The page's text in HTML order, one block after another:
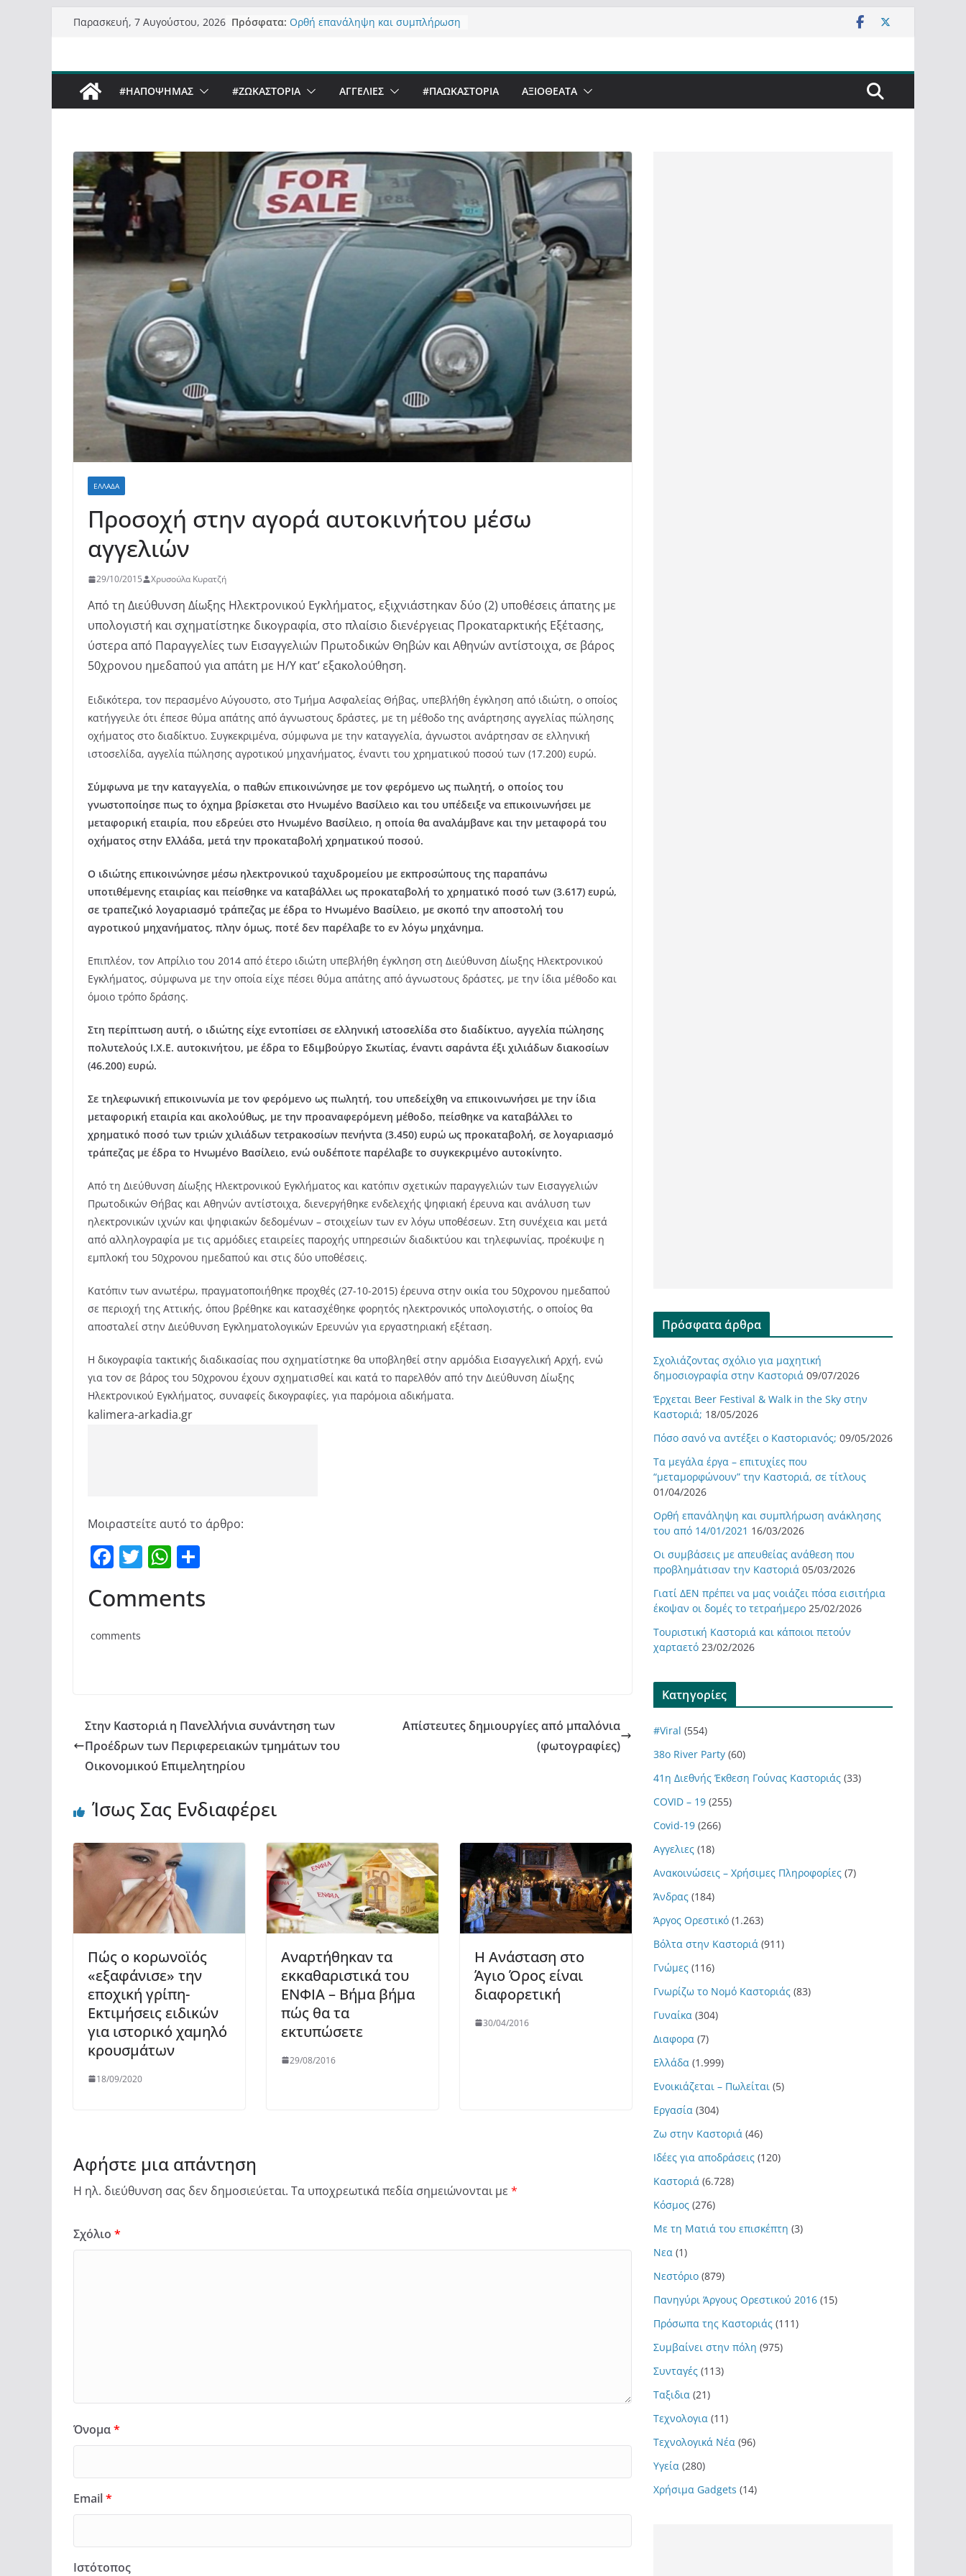
Μετάβαση
Παρασκευή, 7 Αυγούστου, 2026 Πρόσφατα: Ορθή επανάληψη και συμπλήρωση
Sky στην Καστοριά;
Πόσο σανό να αντέξει ο
“μεταμορφώνουν” την Καστοριά,
σε τίτλους
#ΗΑΠΟΨΗΜΑΣ #ZΩΚΑΣΤΟΡΙΑ ΑΓΓΕΛΙΕΣ #ΠΑΩΚΑΣΤΟΡΙΑ ΑΞΙΟΘΈΑΤΑ
ΕΛΛΆΔΑ
Προσοχή στην αγορά αυτοκινήτου μέσω
αγγελιών
29/10/2015 Χρυσούλα Κυρατζή
Από τη Διεύθυνση Δίωξης Ηλεκτρονικού Εγκλήματος, εξιχνιάστηκαν δύο (2) υποθέσεις άπατης με
υπολογιστή και σχηματίστηκε δικογραφία, στο πλαίσιο διενέργειας Προκαταρκτικής Εξέτασης,
ύστερα από Παραγγελίες των Εισαγγελιών Πρωτοδικών Θηβών και Αθηνών αντίστοιχα, σε βάρος
50χρονου ημεδαπού για απάτη με Η/Υ κατ’ εξακολούθηση.
Ειδικότερα, τον περασμένο Αύγουστο, στο Τμήμα Ασφαλείας Θήβας, υπεβλήθη έγκληση από ιδιώτη, ο οποίος
κατήγγειλε ότι έπεσε θύμα απάτης από άγνωστους δράστες, με τη μέθοδο της ανάρτησης αγγελίας πώλησης
οχήματος στο διαδίκτυο. Συγκεκριμένα, σύμφωνα με την καταγγελία, άγνωστοι ανάρτησαν σε ελληνική
ιστοσελίδα, αγγελία πώλησης αγροτικού μηχανήματος, έναντι του χρηματικού ποσού των (17.200) ευρώ.
Σύμφωνα με την καταγγελία, ο παθών επικοινώνησε με τον φερόμενο ως πωλητή, ο οποίος του
γνωστοποίησε πως το όχημα βρίσκεται στο Ηνωμένο Βασίλειο και του υπέδειξε να επικοινωνήσει με
μεταφορική εταιρία, που εδρεύει στο Ηνωμένο Βασίλειο, η οποία θα αναλάμβανε και την μεταφορά του
οχήματος στην Ελλάδα, μετά την προκαταβολή χρηματικού ποσού.
Ο ιδιώτης επικοινώνησε μέσω ηλεκτρονικού ταχυδρομείου με εκπροσώπους της παραπάνω
υποτιθέμενης εταιρίας και πείσθηκε να καταβάλλει ως προκαταβολή το χρηματικό ποσό των (3.617) ευρώ,
σε τραπεζικό λογαριασμό τράπεζας με έδρα το Ηνωμένο Βασίλειο, με σκοπό την αποστολή του
αγροτικού μηχανήματος, πλην όμως, ποτέ δεν παρέλαβε το εν λόγω μηχάνημα.
Επιπλέον, τον Απρίλιο του 2014 από έτερο ιδιώτη υπεβλήθη έγκληση στη Διεύθυνση Δίωξης Ηλεκτρονικού
Εγκλήματος, σύμφωνα με την οποία είχε πέσει θύμα απάτης από άγνωστους δράστες, με την ίδια μέθοδο και
όμοιο τρόπο δράσης.
Στη περίπτωση αυτή, ο ιδιώτης είχε εντοπίσει σε ελληνική ιστοσελίδα στο διαδίκτυο, αγγελία πώλησης
πολυτελούς Ι.Χ.Ε. αυτοκινήτου, με έδρα το Εδιμβούργο Σκωτίας, έναντι σαράντα έξι χιλιάδων διακοσίων
(46.200) ευρώ.
Σε τηλεφωνική επικοινωνία με τον φερόμενο ως πωλητή, του υπεδείχθη να επικοινωνήσει με την ίδια
μεταφορική εταιρία και ακολούθως, με την προαναφερόμενη μέθοδο, πείσθηκε να καταβάλλει το
χρηματικό ποσό των τριών χιλιάδων τετρακοσίων πενήντα (3.450) ευρώ ως προκαταβολή, σε λογαριασμό
τράπεζας με έδρα το Ηνωμένο Βασίλειο, ενώ ουδέποτε παρέλαβε το συγκεκριμένο αυτοκίνητο.
Από τη Διεύθυνση Δίωξης Ηλεκτρονικού Εγκλήματος και κατόπιν σχετικών παραγγελιών των Εισαγγελιών
Πρωτοδικών Θήβας και Αθηνών αντίστοιχα, διενεργήθηκε ενδελεχής ψηφιακή έρευνα και ανάλυση των
ηλεκτρονικών ιχνών και ψηφιακών δεδομένων – στοιχείων των εν λόγω υποθέσεων. Στη συνέχεια και μετά
από αλληλογραφία με τις αρμόδιες εταιρείες παροχής υπηρεσιών διαδικτύου και τηλεφωνίας, προέκυψε η
εμπλοκή του 50χρονου ημεδαπού και στις δύο υποθέσεις.
Κατόπιν των ανωτέρω, πραγματοποιήθηκε προχθές (27-10-2015) έρευνα στην οικία του 50χρονου ημεδαπού
σε περιοχή της Αττικής, όπου βρέθηκε και κατασχέθηκε φορητός ηλεκτρονικός υπολογιστής, ο οποίος θα
αποσταλεί στην Διεύθυνση Εγκληματολογικών Ερευνών για εργαστηριακή εξέταση.
Η δικογραφία τακτικής διαδικασίας που σχηματίστηκε θα υποβληθεί στην αρμόδια Εισαγγελική Αρχή, ενώ
για τον σε βάρος του 50χρονου έχουν σχηματισθεί και κατά το παρελθόν από την Διεύθυνση Δίωξης
Ηλεκτρονικού Εγκλήματος, συναφείς δικογραφίες, για παρόμοια αδικήματα.
kalimera-arkadia.gr
Μοιραστείτε αυτό το άρθρο:
F
c
e
b
k
T
itt
W
at ρ
ε
Comments
comments
Στην Καστοριά η Πανελλήνια συνάντηση των
Προέδρων των Περιφερειακών τμημάτων του
Οικονομικού Επιμελητηρίου
Απίστευτες δημιουργίες από μπαλόνια
(φωτογραφίες)
Ίσως Σας Ενδιαφέρει
Πώς ο κορωνοϊός
«εξαφάνισε» την
εποχική γρίπη-
Εκτιμήσεις ειδικών
για ιστορικό χαμηλό
κρουσμάτων
18/09/2020
Αναρτήθηκαν τα
εκκαθαριστικά του
ΕΝΦΙΑ – Βήμα βήμα
πώς θα τα
εκτυπώσετε
29/08/2016
Η Ανάσταση στο
Άγιο Όρος είναι
διαφορετική
30/04/2016
Αφήστε μια απάντηση
Η ηλ. διεύθυνση σας δεν δημοσιεύεται. Τα υποχρεωτικά πεδία σημειώνονται με *
Σχόλιο *
Όνομα*
Email*
Ιστότοπος
Πρόσφατα άρθρα
Σχολιάζοντας σχόλιο για μαχητική
δημοσιογραφία στην Καστοριά 09/07/2026
Έρχεται Beer Festival & Walk in the Sky στην
Καστοριά; 18/05/2026
Πόσο σανό να αντέξει ο Καστοριανός; 09/05/2026
Τα μεγάλα έργα – επιτυχίες που
“μεταμορφώνουν” την Καστοριά, σε τίτλους
01/04/2026
Ορθή επανάληψη και συμπλήρωση ανάκλησης
του από 14/01/2021 16/03/2026
Οι συμβάσεις με απευθείας ανάθεση που
προβλημάτισαν την Καστοριά 05/03/2026
Γιατί ΔΕΝ πρέπει να μας νοιάζει πόσα εισιτήρια
έκοψαν οι δομές το τετραήμερο 25/02/2026
Τουριστική Καστοριά και κάποιοι πετούν
χαρταετό 23/02/2026
Kατηγορίες
#Viral (554)
38ο River Party (60)
41η Διεθνής Έκθεση Γούνας Καστοριάς (33)
COVID – 19 (255)
Covid-19 (266)
Αγγελιες (18)
Ανακοινώσεις – Χρήσιμες Πληροφορίες (7)
Άνδρας (184)
Άργος Ορεστικό (1.263)
Βόλτα στην Καστοριά (911)
Γνώμες (116)
Γνωρίζω το Νομό Καστοριάς (83)
Γυναίκα (304)
Διαφορα (7)
Ελλάδα (1.999)
Ενοικιάζεται – Πωλείται (5)
Εργασία (304)
Ζω στην Καστοριά (46)
Ιδέες για αποδράσεις (120)
Καστοριά (6.728)
Κόσμος (276)
Με τη Ματιά του επισκέπτη (3)
Νεα (1)
Νεστόριο (879)
Πανηγύρι Άργους Ορεστικού 2016 (15)
Πρόσωπα της Καστοριάς (111)
Συμβαίνει στην πόλη (975)
Συνταγές (113)
Ταξιδια (21)
Τεχνολογια (11)
Τεχνολογικά Νέα (96)
Υγεία (280)
Χρήσιμα Gadgets (14)